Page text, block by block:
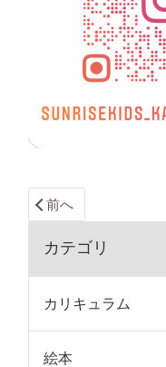
前へ
カテゴリ
カリキュラム
絵本